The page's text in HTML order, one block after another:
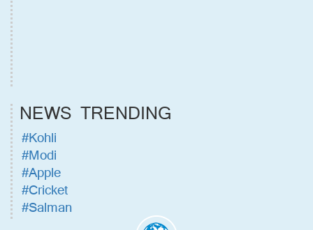
NEWS TRENDING
#Kohli
#Modi
#Apple
#Cricket
#Salman